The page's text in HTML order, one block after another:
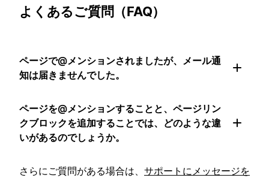
よくあるご質問（FAQ）
ページで@メンションされましたが、メール通
知は届きませんでした。
ページを@メンションすることと、ページリン
クブロックを追加することでは、どのような違
いがあるのでしょうか。
さらにご質問がある場合は、 サポートにメッセージを